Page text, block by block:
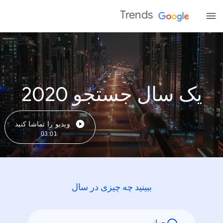
Trends
یک سال جستجو 2020
ویدیو را تماشا کنید
03:01
ببینید چه چیزی در سال